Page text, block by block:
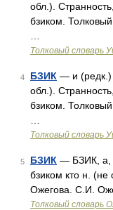
обл.).
бзиком.
Толковый словарь
4 БЗИК — и (редк.)
обл.).
бзиком.
Толковый словарь
5 БЗИК — БЗИК, а,
бзиком кто н.
Ожегова. С.И.
Толковый словарь